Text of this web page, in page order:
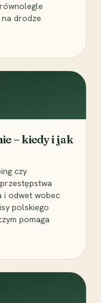
drodze
– kiedy i jak
czy
i odwet wobec
polskiego
pomaga